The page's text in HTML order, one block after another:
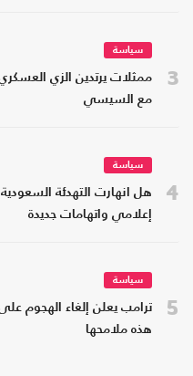
3
سياسة
ممثلات يرتدين الزي
مع السيسي
4
سياسة
هل انهارت التهدئة السعودية
إعلامي واتهامات جديدة
5
سياسة
ترامب يعلن إلغاء الهجوم
هذه ملامحها